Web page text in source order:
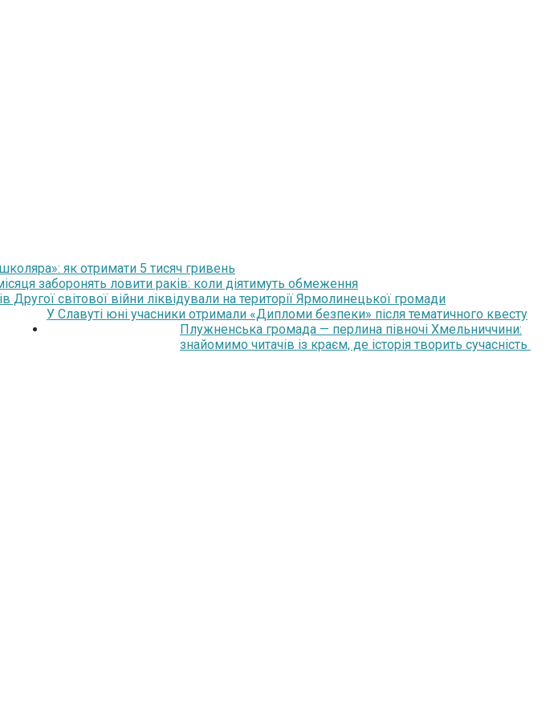
як отримати 5 тисяч гривень
заборонять ловити раків: коли діятимуть обмеження
Другої світової війни ліквідували на території Ярмолинецької громади
У Славуті юні учасники отримали «Дипломи безпеки» після тематичного квесту
Плужненська громада — перлина півночі Хмельниччини:
знайомимо читачів із краєм, де історія творить сучасність